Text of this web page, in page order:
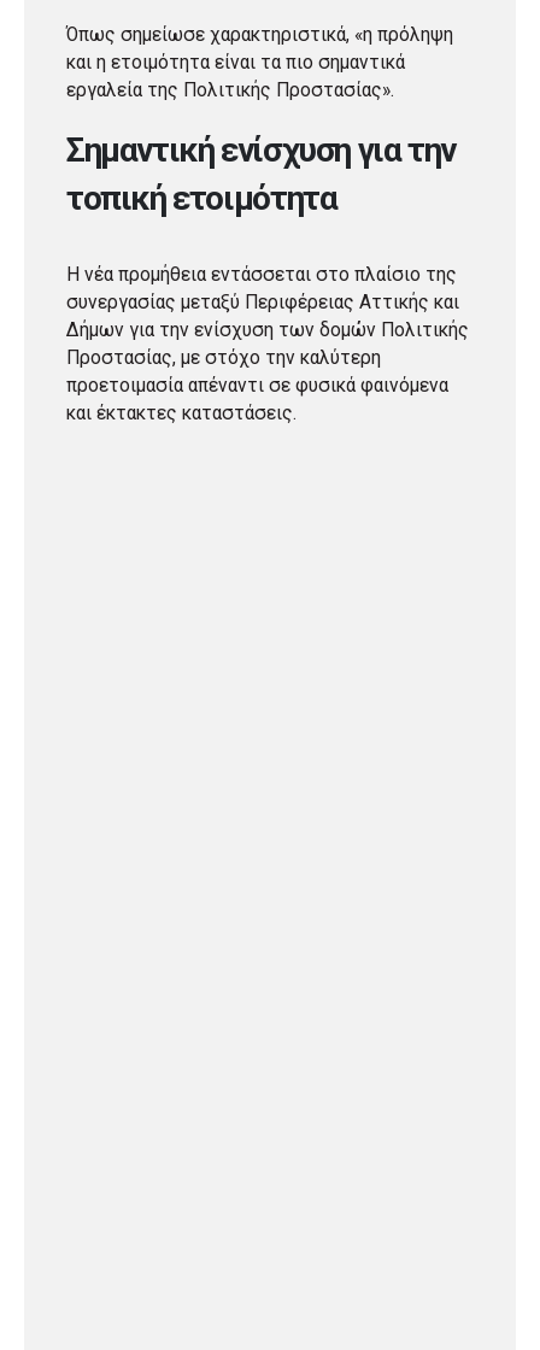
Όπως σημείωσε χαρακτηριστικά, «η πρόληψη
και η ετοιμότητα είναι τα πιο σημαντικά
εργαλεία της Πολιτικής Προστασίας».
Σημαντική ενίσχυση για την
τοπική ετοιμότητα
Η νέα προμήθεια εντάσσεται στο πλαίσιο της
συνεργασίας μεταξύ Περιφέρειας Αττικής και
Δήμων για την ενίσχυση των δομών Πολιτικής
Προστασίας, με στόχο την καλύτερη
προετοιμασία απέναντι σε φυσικά φαινόμενα
και έκτακτες καταστάσεις.